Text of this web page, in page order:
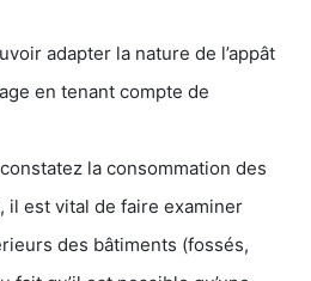
adapter la nature de l’appât
en tenant compte de
la consommation des
il est vital de faire examiner
des bâtiments (fossés,